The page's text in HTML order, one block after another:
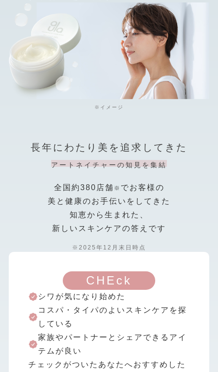
※イメージ
長年にわたり美を追求してきた
アートネイチャーの知見を集結
全国約380店舗 ※ でお客様の
美と健康のお手伝いをしてきた
知恵から生まれた、
新しいスキンケアの答えです
※2025年12月末日時点
CHEck
シワが気になり始めた
コスパ・タイパのよいスキンケアを探
している
家族やパートナーとシェアできるアイ
テムが良い
チェックがついたあなたへおすすめした